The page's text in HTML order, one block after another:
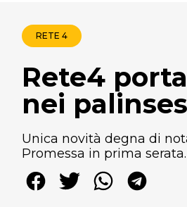
RETE 4
Rete4
nei
Unica novità degna di
Promessa in prima serata.